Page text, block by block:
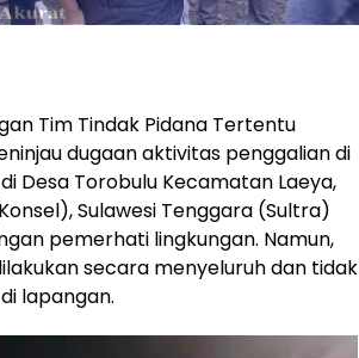
Tim Tindak Pidana Tertentu
dugaan aktivitas penggalian di
Desa Torobulu Kecamatan Laeya,
Sulawesi Tenggara (Sultra)
pemerhati lingkungan. Namun,
secara menyeluruh dan tidak
lapangan.